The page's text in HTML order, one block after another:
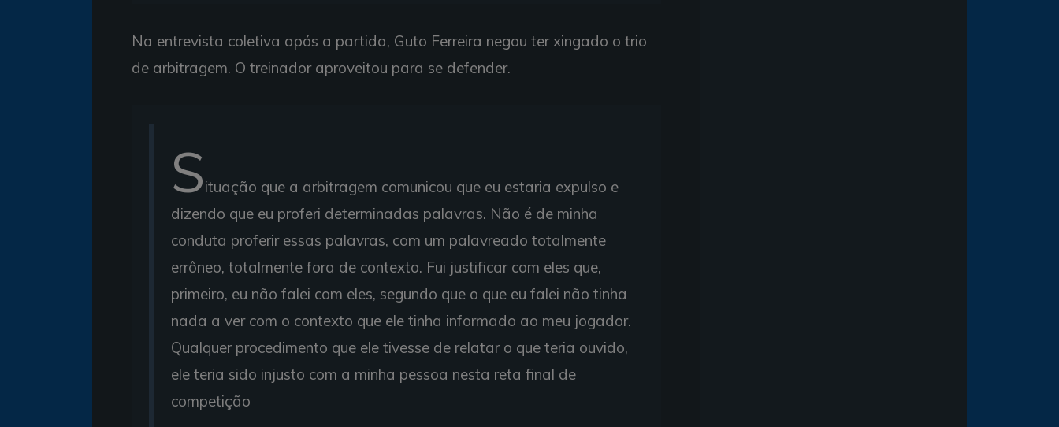
Na entrevista coletiva após a partida, Guto Ferreira negou ter xingado o trio
de arbitragem. O treinador aproveitou para se defender.
Situação que a arbitragem comunicou que eu estaria expulso e
dizendo que eu proferi determinadas palavras. Não é de minha
conduta proferir essas palavras, com um palavreado totalmente
errôneo, totalmente fora de contexto. Fui justificar com eles que,
primeiro, eu não falei com eles, segundo que o que eu falei não tinha
nada a ver com o contexto que ele tinha informado ao meu jogador.
Qualquer procedimento que ele tivesse de relatar o que teria ouvido,
ele teria sido injusto com a minha pessoa nesta reta final de
competição